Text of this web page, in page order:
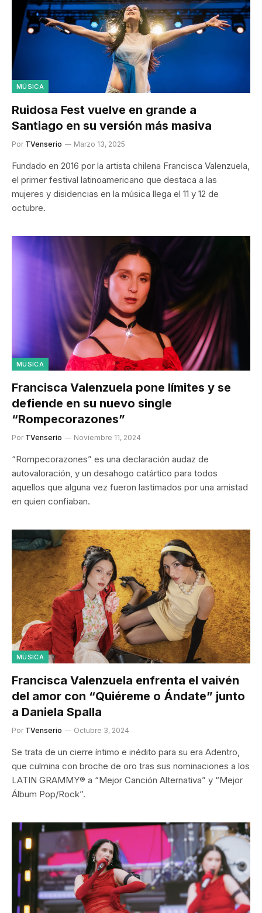
MÚSICA
Ruidosa Fest vuelve en grande a
Santiago en su versión más masiva
Por TVenserio Marzo 13, 2025
Fundado en 2016 por la artista chilena Francisca Valenzuela,
el primer festival latinoamericano que destaca a las
mujeres y disidencias en la música llega el 11 y 12 de
octubre.
MÚSICA
Francisca Valenzuela pone límites y se
defiende en su nuevo single
“Rompecorazones”
Por TVenserio Noviembre 11, 2024
“Rompecorazones” es una declaración audaz de
autovaloración, y un desahogo catártico para todos
aquellos que alguna vez fueron lastimados por una amistad
en quien confiaban.
MÚSICA
Francisca Valenzuela enfrenta el vaivén
del amor con “Quiéreme o Ándate” junto
a Daniela Spalla
Por TVenserio Octubre 3, 2024
Se trata de un cierre íntimo e inédito para su era Adentro,
que culmina con broche de oro tras sus nominaciones a los
LATIN GRAMMY® a “Mejor Canción Alternativa” y “Mejor
Álbum Pop/Rock”.